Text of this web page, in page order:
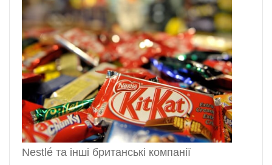
Nestlé та інші британські компанії